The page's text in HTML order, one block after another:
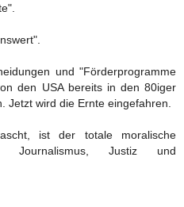
und "Förderprogramme
den USA bereits in den 80iger
Jetzt wird die Ernte eingefahren.
ist der totale moralische
Journalismus, Justiz und